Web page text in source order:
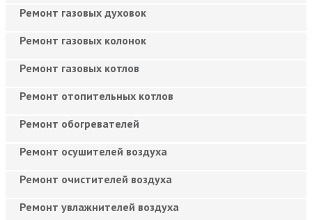
Ремонт газовых духовок
Ремонт газовых колонок
Ремонт газовых котлов
Ремонт отопительных котлов
Ремонт обогревателей
Ремонт осушителей воздуха
Ремонт очистителей воздуха
Ремонт увлажнителей воздуха